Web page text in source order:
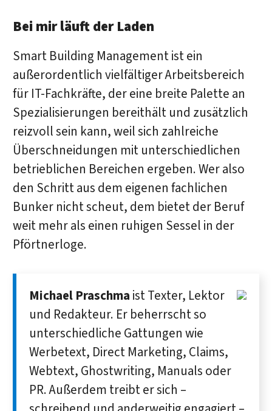
Bei mir läuft der Laden
Smart Building Management ist ein
außerordentlich vielfältiger Arbeitsbereich
für IT-Fachkräfte, der eine breite Palette an
Spezialisierungen bereithält und zusätzlich
reizvoll sein kann, weil sich zahlreiche
Überschneidungen mit unterschiedlichen
betrieblichen Bereichen ergeben. Wer also
den Schritt aus dem eigenen fachlichen
Bunker nicht scheut, dem bietet der Beruf
weit mehr als einen ruhigen Sessel in der
Pförtnerloge.
Michael Praschma ist Texter, Lektor
und Redakteur. Er beherrscht so
unterschiedliche Gattungen wie
Werbetext, Direct Marketing, Claims,
Webtext, Ghostwriting, Manuals oder
PR. Außerdem treibt er sich –